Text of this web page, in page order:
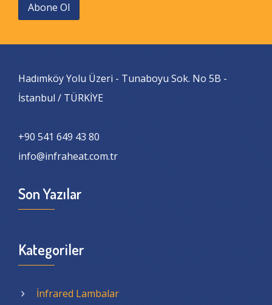
Abone Ol
Hadımköy Yolu Üzeri - Tunaboyu Sok. No 5B -
İstanbul / TÜRKİYE
+90 541 649 43 80
info@infraheat.com.tr
Son Yazılar
Kategoriler
İnfrared Lambalar